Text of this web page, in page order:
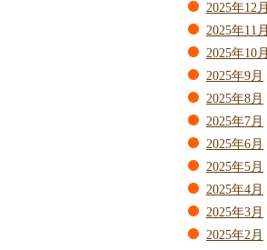
2025年12月
2025年11月
2025年10月
2025年9月
2025年8月
2025年7月
2025年6月
2025年5月
2025年4月
2025年3月
2025年2月